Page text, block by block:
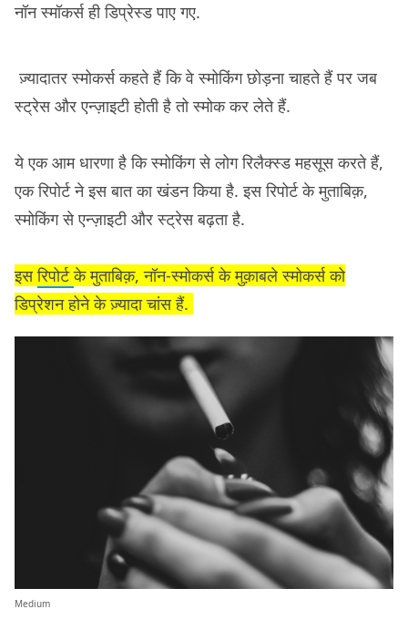
नॉन स्मॉकर्स ही डिप्रेस्ड पाए गए.
ज़्यादातर स्मोकर्स कहते हैं कि वे स्मोकिंग छोड़ना चाहते हैं पर जब
स्ट्रेस और एन्ज़ाइटी होती है तो स्मोक कर लेते हैं.
ये एक आम धारणा है कि स्मोकिंग से लोग रिलैक्स्ड महसूस करते हैं,
एक रिपोर्ट ने इस बात का खंडन किया है. इस रिपोर्ट के मुताबिक़,
स्मोकिंग से एन्ज़ाइटी और स्ट्रेस बढ़ता है.
इसरिपोर्टके मुताबिक़, नॉन-स्मोकर्स के मुक़ाबले स्मोकर्स को
डिप्रेशन होने के ज़्यादा चांस हैं.
Medium